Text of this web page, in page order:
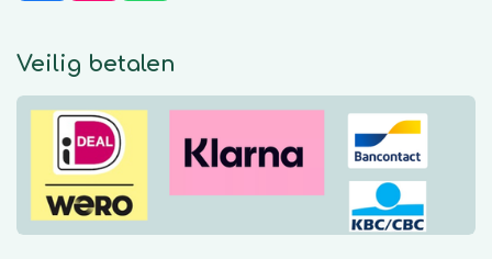
e
o
t
g
r
a
m
t
A
Veilig betalen